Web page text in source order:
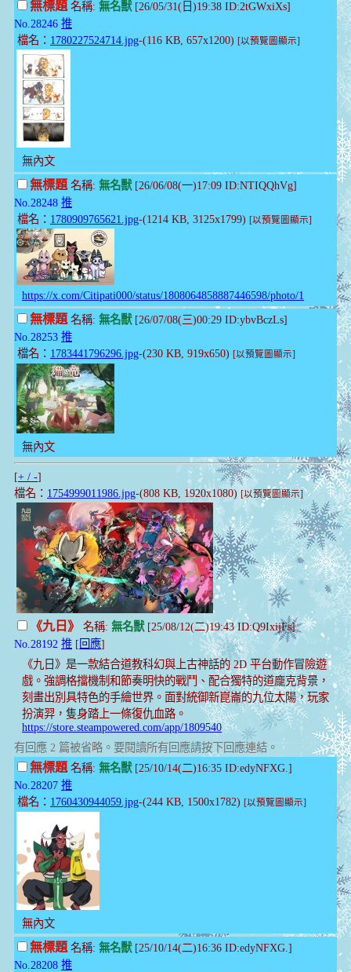
無標題名稱: 無名獸[26/05/31(日)19:38 ID:2tGWxiXs]
No.28246 推
檔名： 1780227524714.jpg-(116 KB, 657x1200) [以預覽圖顯示]
無內文
無標題名稱: 無名獸[26/06/08(一)17:09 ID:NTIQQhVg]
No.28248 推
檔名： 1780909765621.jpg-(1214 KB, 3125x1799) [以預覽圖顯示]
https://x.com/Citipati000/status/1808064858887446598/photo/1
無標題名稱: 無名獸[26/07/08(三)00:29 ID:ybvBczLs]
No.28253 推
檔名： 1783441796296.jpg-(230 KB, 919x650) [以預覽圖顯示]
無內文
[+ / -]
檔名： 1754999011986.jpg-(808 KB, 1920x1080) [以預覽圖顯示]
《九日》 名稱: 無名獸[25/08/12(二)19:43 ID:Q9IxijFs]
No.28192 推 [ 回應]
《九日》是一款結合道教科幻與上古神話的 2D 平台動作冒險遊
戲。強調格擋機制和節奏明快的戰鬥、配合獨特的道龐克背景，
刻畫出別具特色的手繪世界。面對統御新崑崙的九位太陽，玩家
扮演羿，隻身踏上一條復仇血路。
https://store.steampowered.com/app/1809540
有回應 2 篇被省略。要閱讀所有回應請按下回應連結。
無標題名稱: 無名獸[25/10/14(二)16:35 ID:edyNFXG.]
No.28207 推
檔名： 1760430944059.jpg-(244 KB, 1500x1782) [以預覽圖顯示]
無內文
無標題名稱: 無名獸[25/10/14(二)16:36 ID:edyNFXG.]
No.28208 推